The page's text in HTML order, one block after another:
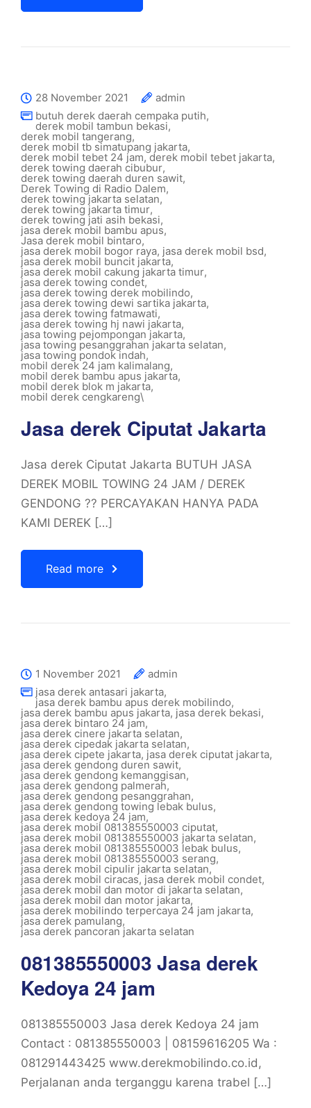
28 November 2021
admin
butuh derek daerah cempaka putih,
derek mobil tambun bekasi,
derek mobil tangerang,
derek mobil tb simatupang jakarta,
derek mobil tebet 24 jam,derek mobil tebet jakarta,
derek towing daerah cibubur,
derek towing daerah duren sawit,
Derek Towing di Radio Dalem,
derek towing jakarta selatan,
derek towing jakarta timur,
derek towing jati asih bekasi,
jasa derek mobil bambu apus,
Jasa derek mobil bintaro,
jasa derek mobil bogor raya, jasa derek mobil bsd,
jasa derek mobil buncit jakarta,
jasa derek mobil cakung jakarta timur,
jasa derek towing condet,
jasa derek towing derek mobilindo,
jasa derek towing dewi sartika jakarta,
jasa derek towing fatmawati,
jasa derek towing hj nawi jakarta,
jasa towing pejompongan jakarta,
jasa towing pesanggrahan jakarta selatan,
jasa towing pondok indah,
mobil derek 24 jam kalimalang,
mobil derek bambu apus jakarta,
mobil derek blok m jakarta,
mobil derek cengkareng\
Jasa derek Ciputat Jakarta
Jasa derek Ciputat Jakarta BUTUH JASA
DEREK MOBIL TOWING 24 JAM / DEREK
GENDONG ?? PERCAYAKAN HANYA PADA
KAMI DEREK […]
Read more
1 November 2021
admin
jasa derek antasari jakarta,
jasa derek bambu apus derek mobilindo,
jasa derek bambu apus jakarta, jasa derek bekasi,
jasa derek bintaro 24 jam,
jasa derek cinere jakarta selatan,
jasa derek cipedak jakarta selatan,
jasa derek cipete jakarta, jasa derek ciputat jakarta,
jasa derek gendong duren sawit,
jasa derek gendong kemanggisan,
jasa derek gendong palmerah,
jasa derek gendong pesanggrahan,
jasa derek gendong towing lebak bulus,
jasa derek kedoya 24 jam,
jasa derek mobil 081385550003 ciputat,
jasa derek mobil 081385550003 jakarta selatan,
jasa derek mobil 081385550003 lebak bulus,
jasa derek mobil 081385550003 serang,
jasa derek mobil cipulir jakarta selatan,
jasa derek mobil ciracas, jasa derek mobil condet,
jasa derek mobil dan motor di jakarta selatan,
jasa derek mobil dan motor jakarta,
jasa derek mobilindo terpercaya 24 jam jakarta,
jasa derek pamulang,
jasa derek pancoran jakarta selatan
081385550003 Jasa derek
Kedoya 24 jam
081385550003 Jasa derek Kedoya 24 jam
Contact : 081385550003 | 08159616205 Wa :
081291443425 www.derekmobilindo.co.id,
Perjalanan anda terganggu karena trabel […]